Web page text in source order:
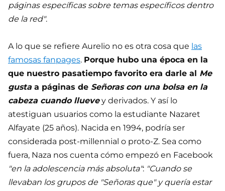
páginas específicas sobre temas específicos dentro
de la red".
A lo que se refiere Aurelio no es otra cosa que las
famosas fanpages. Porque hubo una época en la
que nuestro pasatiempo favorito era darle al Me
gustaa páginas de Señoras con una bolsa en la
cabeza cuando lluevey derivados. Y así lo
atestiguan usuarios como la estudiante Nazaret
Alfayate (25 años). Nacida en 1994, podría ser
considerada post-millennial o proto-Z. Sea como
fuera, Naza nos cuenta cómo empezó en Facebook
"en la adolescencia más absoluta": "Cuando se
llevaban los grupos de "Señoras que" y quería estar